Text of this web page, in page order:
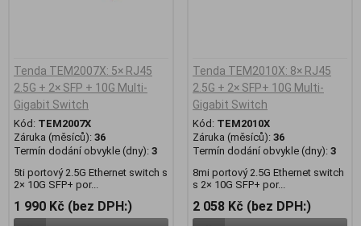
Tenda TEM2007X: 5× RJ45
2.5G + 2× SFP + 10G Multi-
Gigabit Switch
Kód: TEM2007X
Záruka (měsíců): 36
Termín dodání obvykle (dny): 3
5ti portový 2.5G Ethernet switch s
2× 10G SFP+ por...
1 990 Kč (bez DPH:)
Tenda TEM2010X: 8× RJ45
2.5G + 2× SFP+ 10G Multi-
Gigabit Switch
Kód: TEM2010X
Záruka (měsíců): 36
Termín dodání obvykle (dny): 3
8mi portový 2.5G Ethernet switch
s 2× 10G SFP+ por...
2 058 Kč (bez DPH:)